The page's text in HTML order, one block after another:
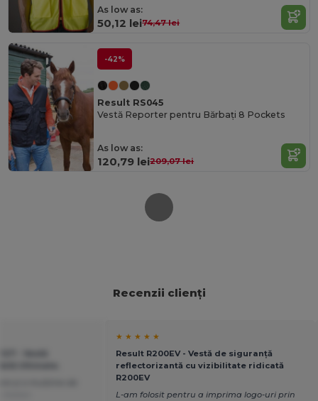
As low as:
50,12 lei74,47 lei
-42%
Result RS045
Vestă Reporter pentru Bărbați 8 Pockets
As low as:
120,79 lei209,07 lei
Recenzii clienți
★ ★ ★ ★ ★
Result R200EV - Vestă de siguranță
reflectorizantă cu vizibilitate ridicată
R200EV
L-am folosit pentru a imprima logo-uri prin